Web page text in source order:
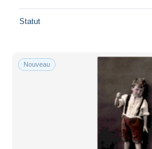
Appliquer
Statut
Nouveau